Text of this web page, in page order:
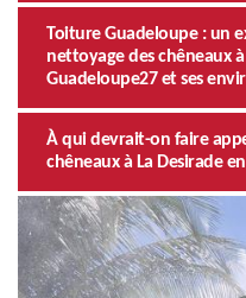
Toiture Guadeloupe : un
nettoyage des chêneaux à
Guadeloupe27 et ses
À qui devrait-on faire
chêneaux à La Desirade